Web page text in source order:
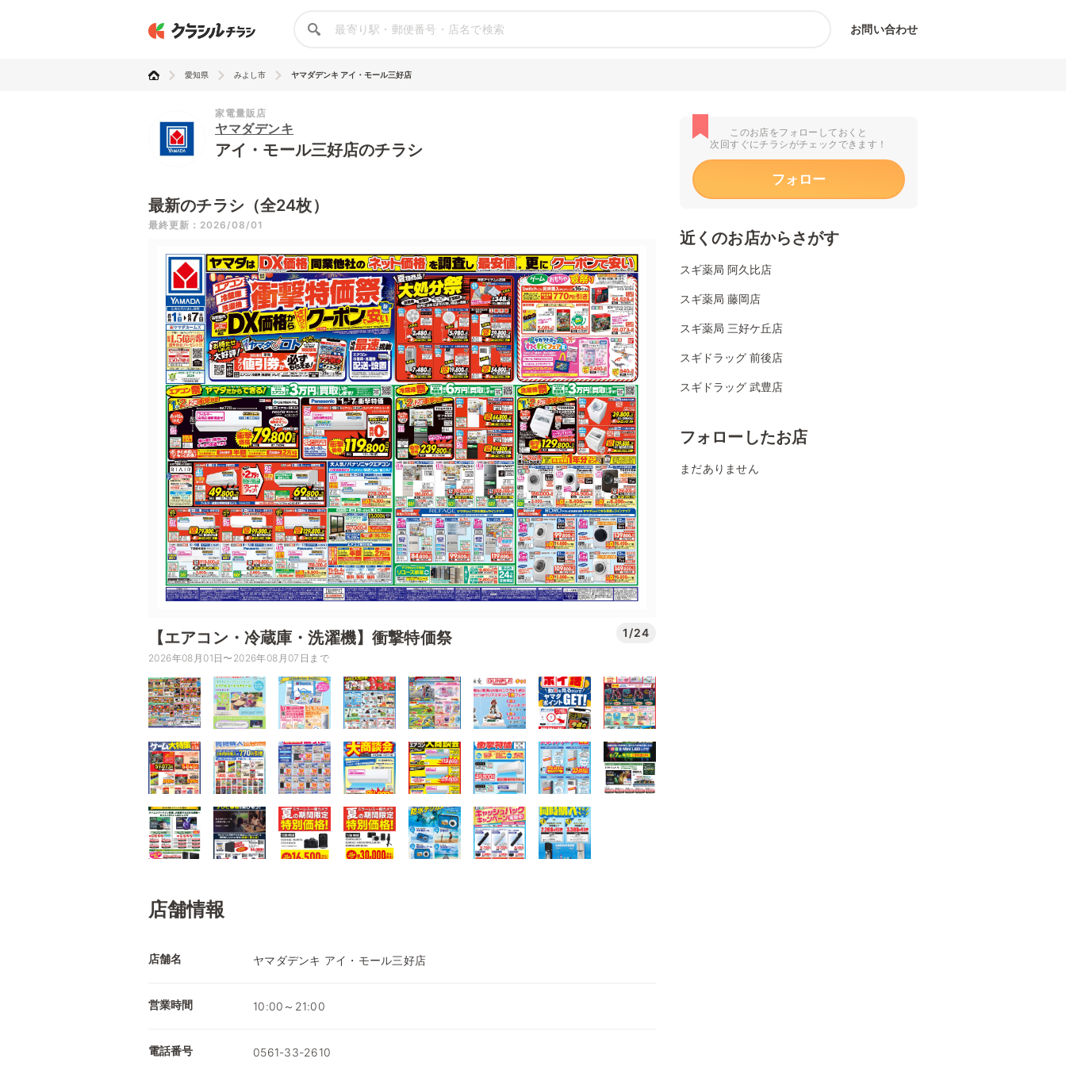
お問い合わせ
愛知県 みよし市 ヤマダデンキ アイ・モール三好店
家電量販店
ヤマダデンキ
アイ・モール三好店のチラシ
最新のチラシ（全24枚）
最終更新：2026/08/01
【エアコン・冷蔵庫・洗濯機】衝撃特価祭 1/24
2026年08月01日〜2026年08月07日まで
店舗情報
店舗名 ヤマダデンキ アイ・モール三好店
営業時間 10:00～21:00
電話番号 0561-33-2610
このお店をフォローしておくと
次回すぐにチラシがチェックできます！
フォロー
近くのお店からさがす
スギ薬局 阿久比店
スギ薬局 藤岡店
スギ薬局 三好ケ丘店
スギドラッグ 前後店
スギドラッグ 武豊店
フォローしたお店
まだありません